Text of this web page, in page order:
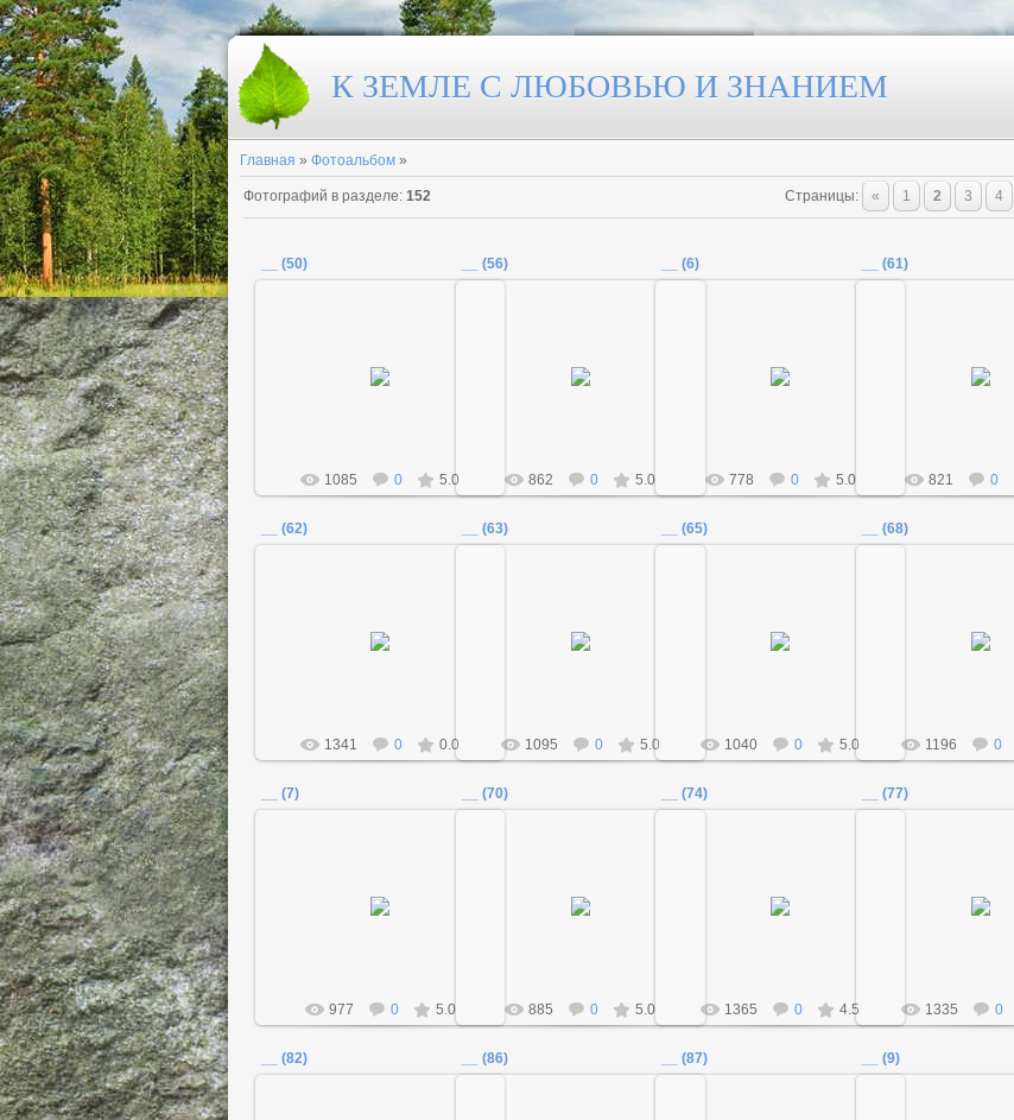
К ЗЕМЛЕ С ЛЮБОВЬЮ И ЗНАНИЕМ
Главная » Фотоальбом »
Фотографий в разделе: 152 Страницы: « 1 2 3 4
__ (50)
1085 0 5.0
__ (56)
862 0 5.0
__ (6)
778 0 5.0
__ (61)
821 0
__ (62)
1341 0 0.0
__ (63)
1095 0 5.0
__ (65)
1040 0 5.0
__ (68)
1196 0
__ (7)
977 0 5.0
__ (70)
885 0 5.0
__ (74)
1365 0 4.5
__ (77)
1335 0
__ (82) __ (86) __ (87) __ (9)